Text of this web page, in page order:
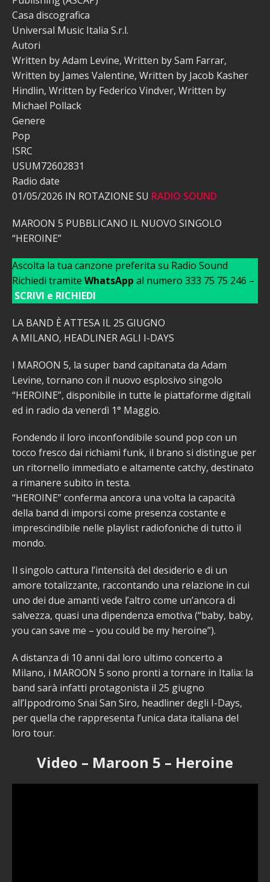
Casa discografica
Universal Music Italia S.r.l.
Autori
Written by Adam Levine, Written by Sam Farrar,
Written by James Valentine, Written by Jacob Kasher
Hindlin, Written by Federico Vindver, Written by
Michael Pollack
Genere
Pop
ISRC
USUM72602831
Radio date
01/05/2026 IN ROTAZIONE SU RADIO SOUND
MAROON 5 PUBBLICANO IL NUOVO SINGOLO
“HEROINE”
Ascolta la tua canzone preferita su Radio Sound
Richiedi tramite WhatsApp al numero 333 75 75 246 –
SCRIVI e RICHIEDI
LA BAND È ATTESA IL 25 GIUGNO
A MILANO, HEADLINER AGLI I-DAYS
I MAROON 5, la super band capitanata da Adam
Levine, tornano con il nuovo esplosivo singolo
“HEROINE”, disponibile in tutte le piattaforme digitali
ed in radio da venerdì 1° Maggio.
Fondendo il loro inconfondibile sound pop con un
tocco fresco dai richiami funk, il brano si distingue per
un ritornello immediato e altamente catchy, destinato
a rimanere subito in testa.
“HEROINE” conferma ancora una volta la capacità
della band di imporsi come presenza costante e
imprescindibile nelle playlist radiofoniche di tutto il
mondo.
Il singolo cattura l’intensità del desiderio e di un
amore totalizzante, raccontando una relazione in cui
uno dei due amanti vede l’altro come un’ancora di
salvezza, quasi una dipendenza emotiva (“baby, baby,
you can save me – you could be my heroine”).
A distanza di 10 anni dal loro ultimo concerto a
Milano, i MAROON 5 sono pronti a tornare in Italia: la
band sarà infatti protagonista il 25 giugno
all’Ippodromo Snai San Siro, headliner degli I-Days,
per quella che rappresenta l’unica data italiana del
loro tour.
Video – Maroon 5 – Heroine